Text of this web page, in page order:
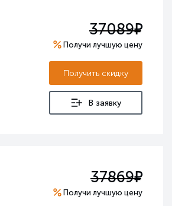
37089е
Получи лучшую цену
Получить скидку
В заявку
37869е
Получи лучшую цену